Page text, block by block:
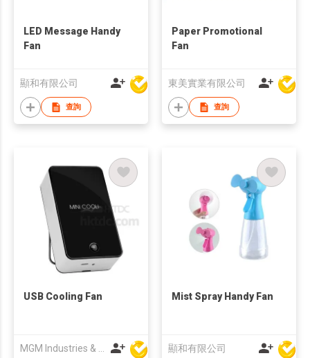
LED Message Handy
Fan
顯和有限公司
查詢
Paper Promotional
Fan
東美實業有限公司
查詢
USB Cooling Fan
MGM Industries & Company
Mist Spray Handy Fan
顯和有限公司